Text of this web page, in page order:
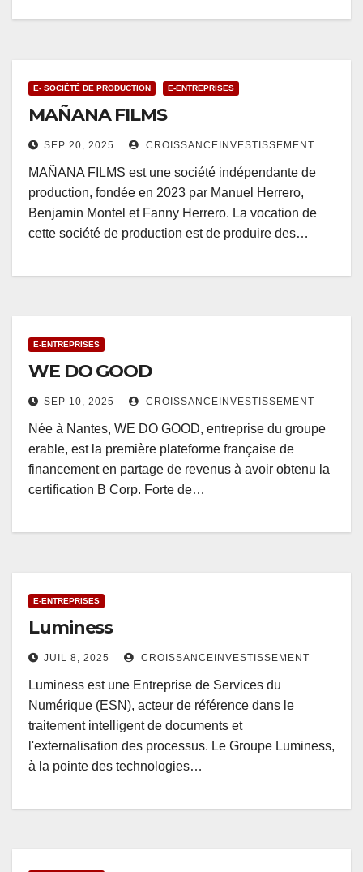
E- SOCIÉTÉ DE PRODUCTION E-ENTREPRISES
MAÑANA FILMS
SEP 20, 2025 CROISSANCEINVESTISSEMENT
MAÑANA FILMS est une société indépendante de
production, fondée en 2023 par Manuel Herrero,
Benjamin Montel et Fanny Herrero. La vocation de
cette société de production est de produire des…
E-ENTREPRISES
WE DO GOOD
SEP 10, 2025 CROISSANCEINVESTISSEMENT
Née à Nantes, WE DO GOOD, entreprise du groupe
erable, est la première plateforme française de
financement en partage de revenus à avoir obtenu la
certification B Corp. Forte de…
E-ENTREPRISES
Luminess
JUIL 8, 2025 CROISSANCEINVESTISSEMENT
Luminess est une Entreprise de Services du
Numérique (ESN), acteur de référence dans le
traitement intelligent de documents et
l'externalisation des processus. Le Groupe Luminess,
à la pointe des technologies…